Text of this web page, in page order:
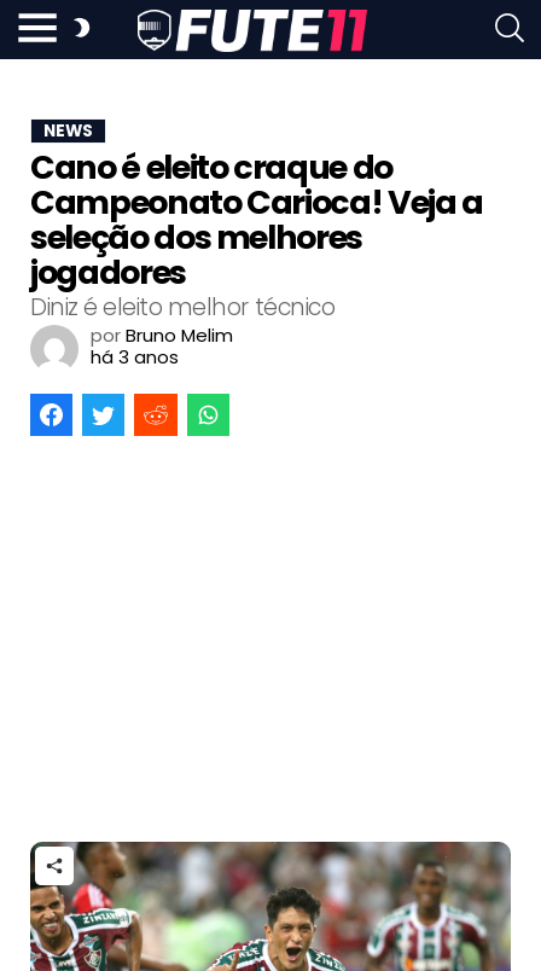
NEWS
Cano é eleito craque do
Campeonato Carioca! Veja a
seleção dos melhores
jogadores
Diniz é eleito melhor técnico
porBruno Melim
há 3 anos